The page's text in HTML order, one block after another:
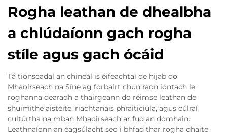
Rogha leathan de dhealbha
a chlúdaíonn gach rogha
stíle agus gach ócáid
Tá tionscadal an chineál is éifeachtaí de hijab do
Mhaoirseach na Síne ag forbairt chun raon iontach le
roghanna dearadh a thairgeann do réimse leathan de
shuimithe aistéite, riachtanais phraiticiúla, agus cúlraí
cultúrtha na mban Mhaoirseach ar fud an domhain.
Leathnaíonn an éagsúlacht seo i bhfad thar rogha dhaite